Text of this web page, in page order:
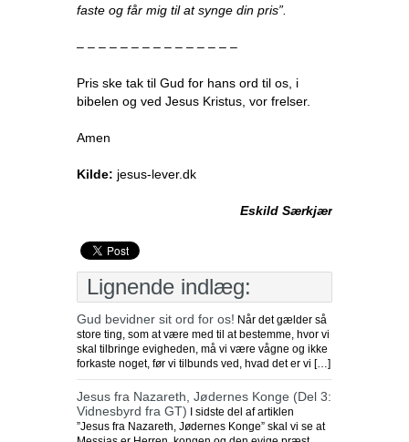
faste og får mig til at synge din pris”.
– – – – – – – – – – – – – – –
Pris ske tak til Gud for hans ord til os, i
bibelen og ved Jesus Kristus, vor frelser.
Amen
Kilde: jesus-lever.dk
Eskild Særkjær
Lignende indlæg:
Gud bevidner sit ord for os! Når det gælder så
store ting, som at være med til at bestemme, hvor vi
skal tilbringe evigheden, må vi være vågne og ikke
forkaste noget, før vi tilbunds ved, hvad det er vi […]
Jesus fra Nazareth, Jødernes Konge (Del 3:
Vidnesbyrd fra GT) I sidste del af artiklen
”Jesus fra Nazareth, Jødernes Konge” skal vi se at